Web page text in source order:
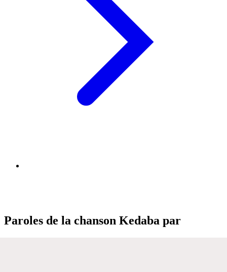
Paroles de la chanson Kedaba par